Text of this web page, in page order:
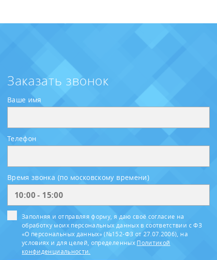
Заказать звонок
Ваше имя
Телефон
Время звонка (по московскому времени)
Заполняя и отправляя форму, я даю своё согласие на
обработку моих персональных данных в соответствии с ФЗ
«О персональных данных» (№152-ФЗ от 27.07.2006), на
условиях и для целей, определенных Политикой
конфиденциальности.